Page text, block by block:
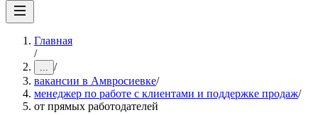
Главная
/
... /
вакансии в Амвросиевке/
менеджер по работе с клиентами и поддержке продаж/
от прямых работодателей